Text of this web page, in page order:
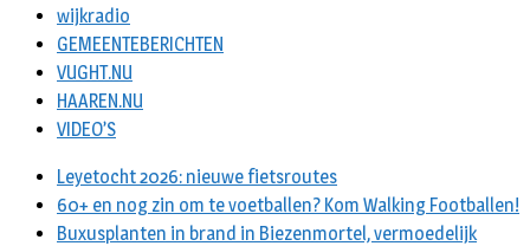
wijkradio
GEMEENTEBERICHTEN
VUGHT.NU
HAAREN.NU
VIDEO’S
Leyetocht 2026: nieuwe fietsroutes
60+ en nog zin om te voetballen? Kom Walking Footballen!
Buxusplanten in brand in Biezenmortel, vermoedelijk